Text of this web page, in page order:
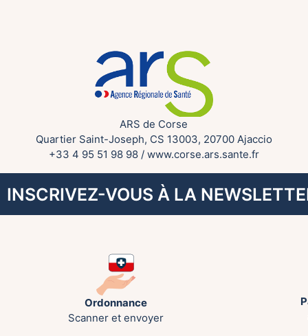
ARS de Corse
Quartier Saint-Joseph, CS 13003, 20700 Ajaccio
+33 4 95 51 98 98/ www.corse.ars.sante.fr
INSCRIVEZ-VOUS À LA
Ordonnance
Scanner et envoyer